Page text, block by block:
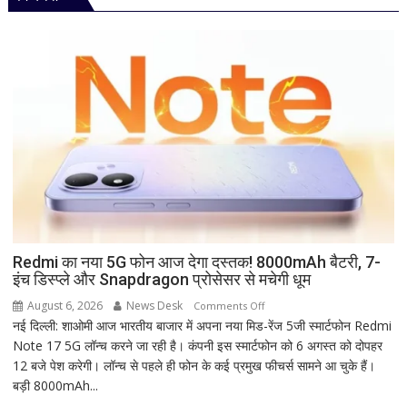
कर
तारीख,
और
व्रत
का
महत्व
Redmi का नया 5G फोन आज देगा दस्तक! 8000mAh बैटरी, 7-
इंच डिस्प्ले और Snapdragon प्रोसेसर से मचेगी धूम
August 6, 2026 News Desk Comments Offon
Redmi
का
नया
नई दिल्ली: शाओमी आज भारतीय बाजार में अपना नया मिड-रेंज 5जी स्मार्टफोन Redmi
Note 17 5G लॉन्च करने जा रही है। कंपनी इस स्मार्टफोन को 6 अगस्त को दोपहर
12 बजे पेश करेगी। लॉन्च से पहले ही फोन के कई प्रमुख फीचर्स सामने आ चुके हैं।
बड़ी 8000mAh...